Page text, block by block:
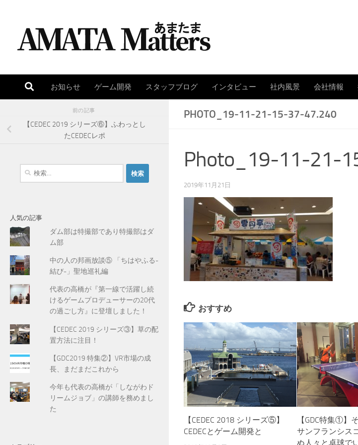
お知らせ ゲーム開発 スタッフブログ インタビュー 社内風景 会社情報
PHOTO_19-11-21-15-37-47.240
Photo_19-11-21-
2019年11月21日
おすすめ
【CEDEC 2018 シリーズ⑤】
CEDECとゲーム開発と
【GDC特集①】
サンフランシス
ぬ人々と卓球で
前の記事
【CEDEC 2019 シリーズ⑥】ふわっとし
たCEDECレポ
検
人気の記事
ダム部は特撮部であり特撮部はダ
ム部
中の人の邦画放談⑤ 「ちはやふる-
結び-」聖地巡礼編
代表の高橋が『第一線で活躍し続
けるゲームプロデューサーの20代
の過ごし方』に登壇しました！
【CEDEC 2019 シリーズ③】草の配
置方法に注目！
【GDC2019 特集②】VR市場の成
長、まだまだこれから
今年も代表の高橋が「しながわド
リームジョブ」の講師を務めまし
た